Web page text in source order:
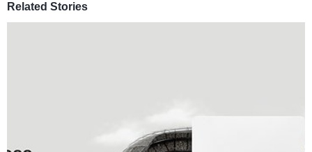
Related Stories